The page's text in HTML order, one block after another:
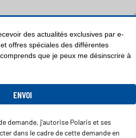
des actualités exclusives par e-
offres spéciales des différentes
que je peux me désinscrire à
demande, j'autorise Polaris et ses
dans le cadre de cette demande en